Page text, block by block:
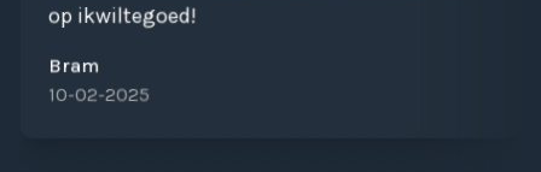
op ikwiltegoed!
Bram
10-02-2025